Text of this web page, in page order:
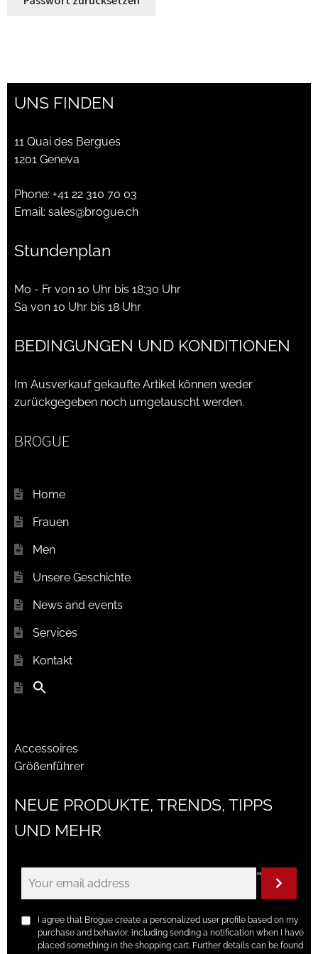
My account
Privacy Policy
Service
Services
Unsere Geschichte
Unsere marken
Wishlist
UNS FINDEN
11 Quai des Bergues
1201 Geneva
Phone: +41 22 310 70 03
Email: sales@brogue.ch
Stundenplan
Mo - Fr von 10 Uhr bis 18:30 Uhr
Sa von 10 Uhr bis 18 Uhr
BEDINGUNGEN UND KONDITIONEN
Im Ausverkauf gekaufte Artikel können weder
zurückgegeben noch umgetauscht werden.
BROGUE
Home
Frauen
Men
Unsere Geschichte
News and events
Services
Kontakt
Accessoires
Größenführer
NEUE PRODUKTE, TRENDS, TIPPS
UND MEHR
"
I agree that Brogue create a personalized user profile based on my
purchase and behavior, including sending a notification when I have
placed something in the shopping cart. Further details can be found